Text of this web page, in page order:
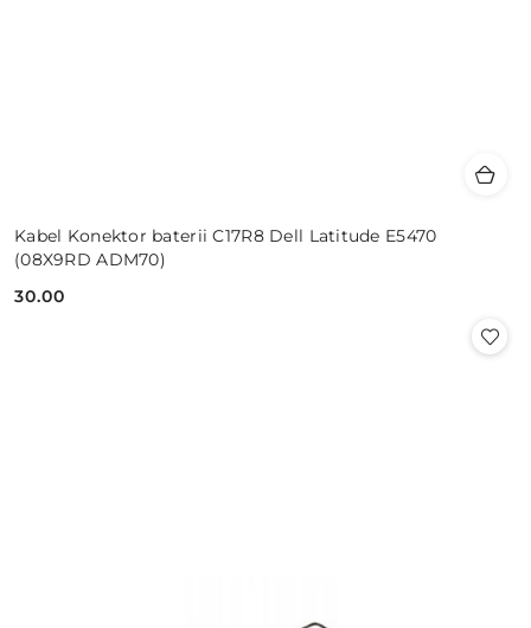
Kabel Konektor baterii C17R8 Dell Latitude E5470
(08X9RD ADM70)
Cena:
30.00